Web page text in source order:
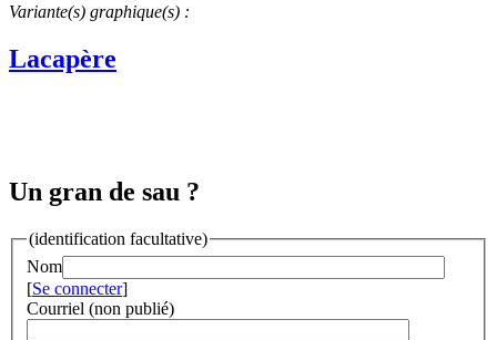
Variante(s) graphique(s) :
Lacapère
Un gran de sau ?
(identification facultative)
Nom
[Se connecter]
Courriel (non publié)